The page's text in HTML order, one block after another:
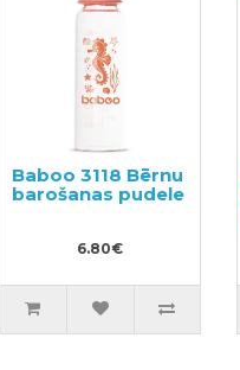
Baboo 3118 Bērnu
barošanas pudele
6.80€